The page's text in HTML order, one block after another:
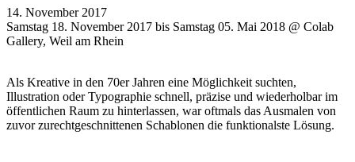
14. November 2017
Samstag 18. November 2017 bis Samstag 05. Mai 2018 @ Colab
Gallery, Weil am Rhein
Als Kreative in den 70er Jahren eine Möglichkeit suchten,
Illustration oder Typographie schnell, präzise und wiederholbar im
öffentlichen Raum zu hinterlassen, war oftmals das Ausmalen von
zuvor zurechtgeschnittenen Schablonen die funktionalste Lösung.